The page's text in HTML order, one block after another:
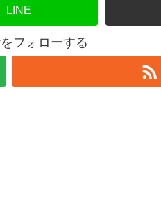
LINE
フォローする